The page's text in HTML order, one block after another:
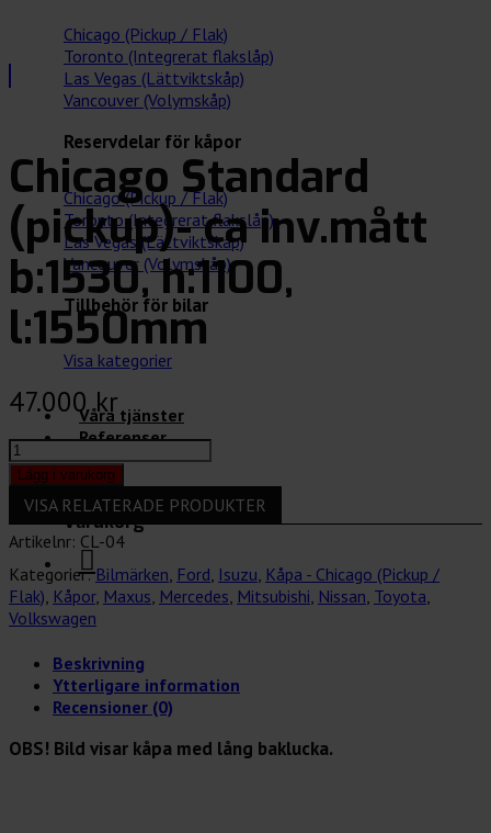
Chicago (Pickup / Flak)
Toronto (Integrerat flakslåp)
Las Vegas (Lättviktskåp)
Vancouver (Volymskåp)
Reservdelar för kåpor
Chicago (Pickup / Flak)
Toronto (Integrerat flakslåp)
Las Vegas (Lättviktskåp)
Vancouver (Volymskåp)
Tillbehör för bilar
Visa kategorier
Våra tjänster
Referenser
Varukorg
Chicago Standard
(pickup)- ca inv.mått
b:1530, h:1100,
l:1550mm
47.000kr
Chicago
Standard
(pickup)-
inv.mått
b:1530,
h:1100,
l:1550mm
mängd
Lägg i varukorg
VISA RELATERADE PRODUKTER
Artikelnr: CL-04
Kategorier:Bilmärken, Ford, Isuzu, Kåpa - Chicago (Pickup /
Flak), Kåpor, Maxus, Mercedes, Mitsubishi, Nissan, Toyota,
Volkswagen
Beskrivning
Ytterligare information
Recensioner (0)
OBS! Bild visar kåpa med lång baklucka.